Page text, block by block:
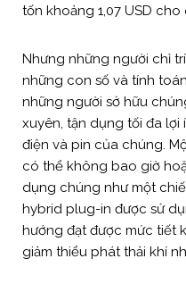
tốn khoảng 1,07 USD
Nhưng những người chỉ
những con số và tính
những người sở hữu
xuyên, tận dụng tối đa
điện và pin của chúng.
có thể không bao giờ
dụng chúng như một
hybrid plug-in được sử
hướng đạt được mức tiết
giảm thiểu phát thải khí